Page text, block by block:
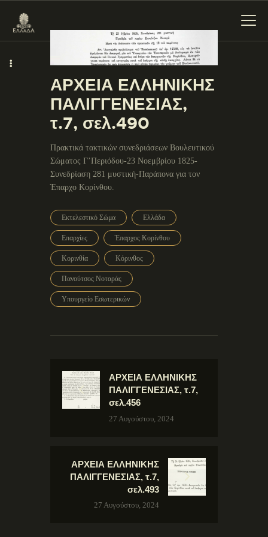
ΕΝΌΤΗΤΕΣ
ΞΥΛΌΚΑΣΤΡΟ –
ΕΥΡΩΣΤΊΝΗ
ΑΡΧΕΙΑ ΕΛΛΗΝΙΚΗΣ
ΠΑΛΙΓΓΕΝΕΣΙΑΣ,
τ.7, σελ.490
Πρακτικά τακτικών συνεδριάσεων Βουλευτικού
Σώματος Γ’Περιόδου-23 Νοεμβρίου 1825-
Συνεδρίαση 281 μυστική-Παράπονα για τον
Έπαρχο Κορίνθου.
Εκτελεστικό Σώμα Ελλάδα
Επαρχίες Έπαρχος Κορίνθου
Κορινθία Κόρινθος
Πανούτσος Νοταράς
Υπουργείο Εσωτερικών
ΑΡΧΕΙΑ ΕΛΛΗΝΙΚΗΣ
ΠΑΛΙΓΓΕΝΕΣΙΑΣ, τ.7,
σελ.456
27 Αυγούστου, 2024
ΑΡΧΕΙΑ ΕΛΛΗΝΙΚΗΣ
ΠΑΛΙΓΓΕΝΕΣΙΑΣ, τ.7,
σελ.493
27 Αυγούστου, 2024